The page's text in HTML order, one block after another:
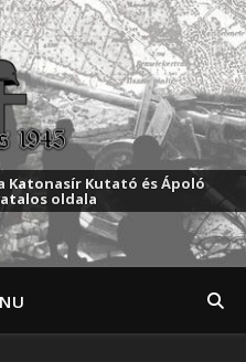
Katonasír Kutató és Ápoló
oldala